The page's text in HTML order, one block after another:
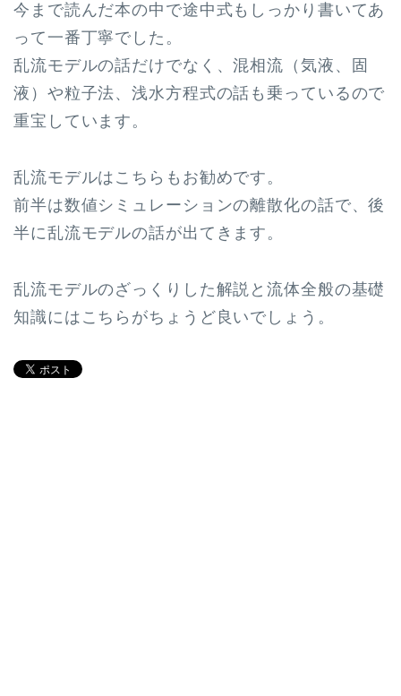
今まで読んだ本の中で途中式もしっかり書いてあ
って一番丁寧でした。
乱流モデルの話だけでなく、混相流（気液、固
液）や粒子法、浅水方程式の話も乗っているので
重宝しています。
乱流モデルはこちらもお勧めです。
前半は数値シミュレーションの離散化の話で、後
半に乱流モデルの話が出てきます。
乱流モデルのざっくりした解説と流体全般の基礎
知識にはこちらがちょうど良いでしょう。